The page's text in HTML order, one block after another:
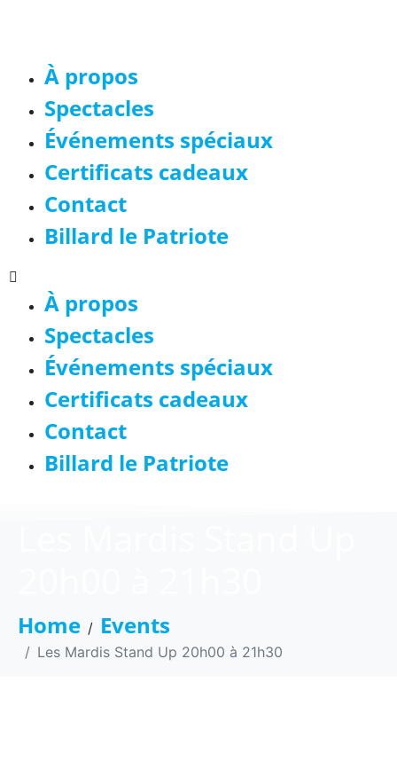
À propos
Spectacles
Événements spéciaux
Certificats cadeaux
Contact
Billard le Patriote
À propos
Spectacles
Événements spéciaux
Certificats cadeaux
Contact
Billard le Patriote
Home Events
Les Mardis Stand Up 20h00 à 21h30